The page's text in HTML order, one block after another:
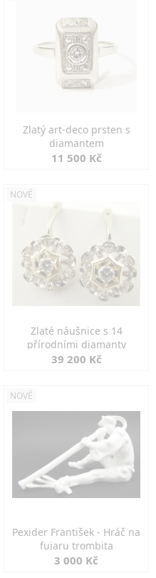
Zlatý art-deco prsten s
diamantem
11 500 Kč
NOVÉ
Zlaté náušnice s 14
přírodními diamanty
39 200 Kč
NOVÉ
Pexider František - Hráč na
fujaru trombita
3 000 Kč